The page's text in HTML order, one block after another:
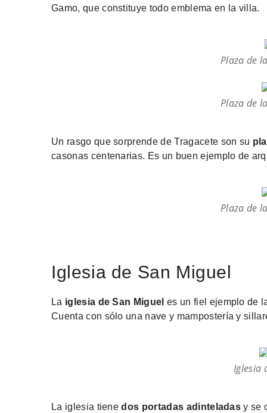
Gamo, que constituye todo emblema en la villa.
Plaza de
Plaza de
Un rasgo que sorprende de Tragacete son su
casonas centenarias. Es un buen ejemplo de
Plaza de
Iglesia de San Miguel
La iglesia de San Miguel es un fiel ejemplo de
Cuenta con sólo una nave y mampostería y
Iglesia
La iglesia tienedos portadas adinteladas y se